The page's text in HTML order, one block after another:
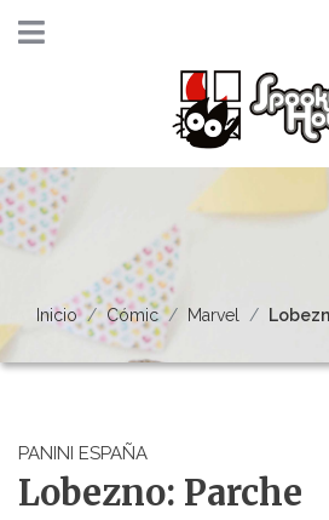
Inicio Cómic Marvel
PANINI ESPAÑA
Lobezno: Parche